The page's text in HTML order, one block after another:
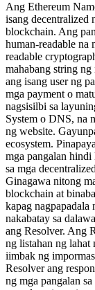
Ang Ethereum
isang decentralized
blockchain. Ang
human-readable na
readable
mahabang string
ang isang user ng
mga payment o
nagsisilbi sa
System o DNS, na
ng website.
ecosystem.
mga pangalan hindi
sa mga
Ginagawa nitong
blockchain at
kapag
nakabatay sa
ang Resolver. Ang
ng listahan ng lahat
iimbak ng
Resolver ang
ng mga pangalan